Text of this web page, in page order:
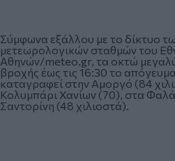
Σύμφωνα εξάλλου με το δίκτυο
μετεωρολογικών σταθμών του
Αθηνών/meteo.gr, τα οκτώ
βροχής έως τις 16:30 το
καταγραφεί στην Αμοργό (84
Κολυμπάρι Χανίων (70), στα
Σαντορίνη (48 χιλιοστά).